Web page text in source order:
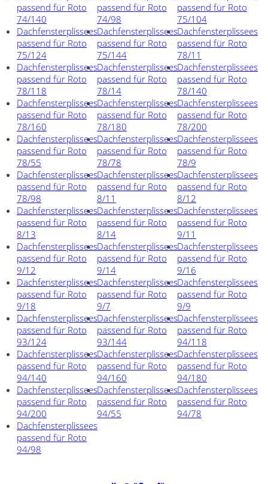
passend für Roto
74/140
passend für Roto
74/98
passend für Roto
75/104
Dachfensterplissees
passend für Roto
75/124
Dachfensterplissees
passend für Roto
75/144
Dachfensterplissees
passend für Roto
78/11
Dachfensterplissees
passend für Roto
78/118
Dachfensterplissees
passend für Roto
78/14
Dachfensterplissees
passend für Roto
78/140
Dachfensterplissees
passend für Roto
78/160
Dachfensterplissees
passend für Roto
78/180
Dachfensterplissees
passend für Roto
78/200
Dachfensterplissees
passend für Roto
78/55
Dachfensterplissees
passend für Roto
78/78
Dachfensterplissees
passend für Roto
78/9
Dachfensterplissees
passend für Roto
78/98
Dachfensterplissees
passend für Roto
8/11
Dachfensterplissees
passend für Roto
8/12
Dachfensterplissees
passend für Roto
8/13
Dachfensterplissees
passend für Roto
8/14
Dachfensterplissees
passend für Roto
9/11
Dachfensterplissees
passend für Roto
9/12
Dachfensterplissees
passend für Roto
9/14
Dachfensterplissees
passend für Roto
9/16
Dachfensterplissees
passend für Roto
9/18
Dachfensterplissees
passend für Roto
9/7
Dachfensterplissees
passend für Roto
9/9
Dachfensterplissees
passend für Roto
93/124
Dachfensterplissees
passend für Roto
93/144
Dachfensterplissees
passend für Roto
94/118
Dachfensterplissees
passend für Roto
94/140
Dachfensterplissees
passend für Roto
94/160
Dachfensterplissees
passend für Roto
94/180
Dachfensterplissees
passend für Roto
94/200
Dachfensterplissees
passend für Roto
94/55
Dachfensterplissees
passend für Roto
94/78
Dachfensterplissees
passend für Roto
94/98